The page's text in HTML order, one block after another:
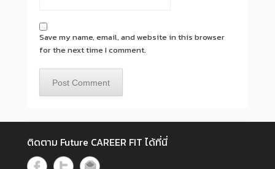
Save my name, email, and website in this browser
for the next time I comment.
ติดตาม Future CAREER FIT ได้ที่นี่